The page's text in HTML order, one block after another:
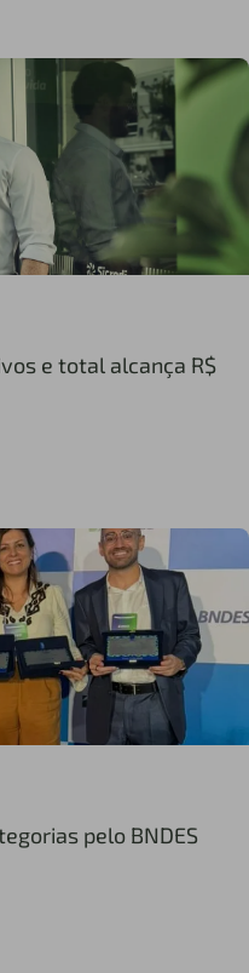
e total alcança R$
pelo BNDES